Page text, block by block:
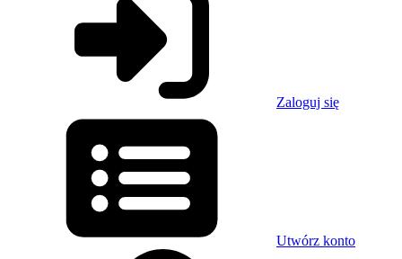
Zaloguj się
Utwórz konto